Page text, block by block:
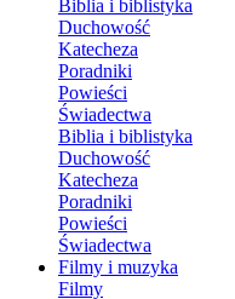
Biblia i biblistyka
Duchowość
Katecheza
Poradniki
Powieści
Świadectwa
Biblia i biblistyka
Duchowość
Katecheza
Poradniki
Powieści
Świadectwa
Filmy i muzyka
Filmy